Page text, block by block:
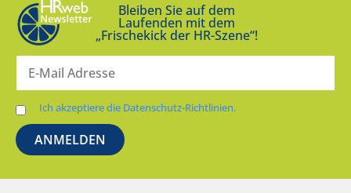
Bleiben Sie auf dem
Laufenden mit dem
„Frischekick der HR-Szene“!
Ich akzeptiere die Datenschutz-Richtlinien.